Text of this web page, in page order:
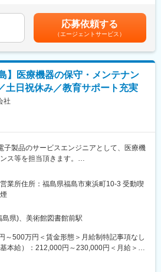
業運営をしており、今後も安定した成長が
める業務
DM（案内資料）を使った新規提案
ません。医療業界に慣れていない方も始めや
コンパクトなチームで、相談しやすい環境
」を大切にしており、社内外のレクチャー
ます。勉強会や講習会への参加、医学会へ
らでも医療機器の知識が身につく体制を整
度先輩との同行になりますので、じっくり
ことができます。
る専門機器を扱い、提案が治療やケアの質
力です。幅広い製品を扱うジェイ・シー・
験から専門性を高めつつ医療貢献を実感で
給の3ヵ月（前年実績）【モデル年収例】24
年目 340万円賃金はあくまでも目安の金額
上下する可能性があります。月給(月額)は固
す。
応募依頼する
（エージェントサービス）
】医療機器の保守・メンテナン
土日祝休み／教育サポート充実
社
子製品のサービスエンジニアとして、医療機
ス等を担当頂きます。
範囲：会社の定める業務】
お客様からお預かりしてきた、不具合のあ
、故障の原因を見つけたら、まず見積もり
積もり内容を了承していただけたら、修理
返却します。お預かりした日からご返却ま
ています。
を結んでいるお客様を定期的に訪問して、
業所住所：福島県福島市東浜町10-3 受動喫
県)、美術館図書館前駅
～500万円＜賃金形態＞月給制特記事項なし
本給）：212,000円～230,000円＜月給＞